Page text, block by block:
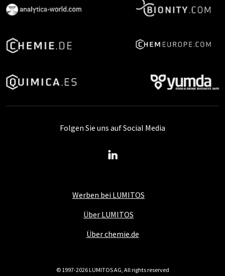
Werben bei LUMITOS
Über LUMITOS
Über chemie.de
Folgen Sie uns auf Social Media
© 1997-2026 LUMITOS AG, All rights reserved